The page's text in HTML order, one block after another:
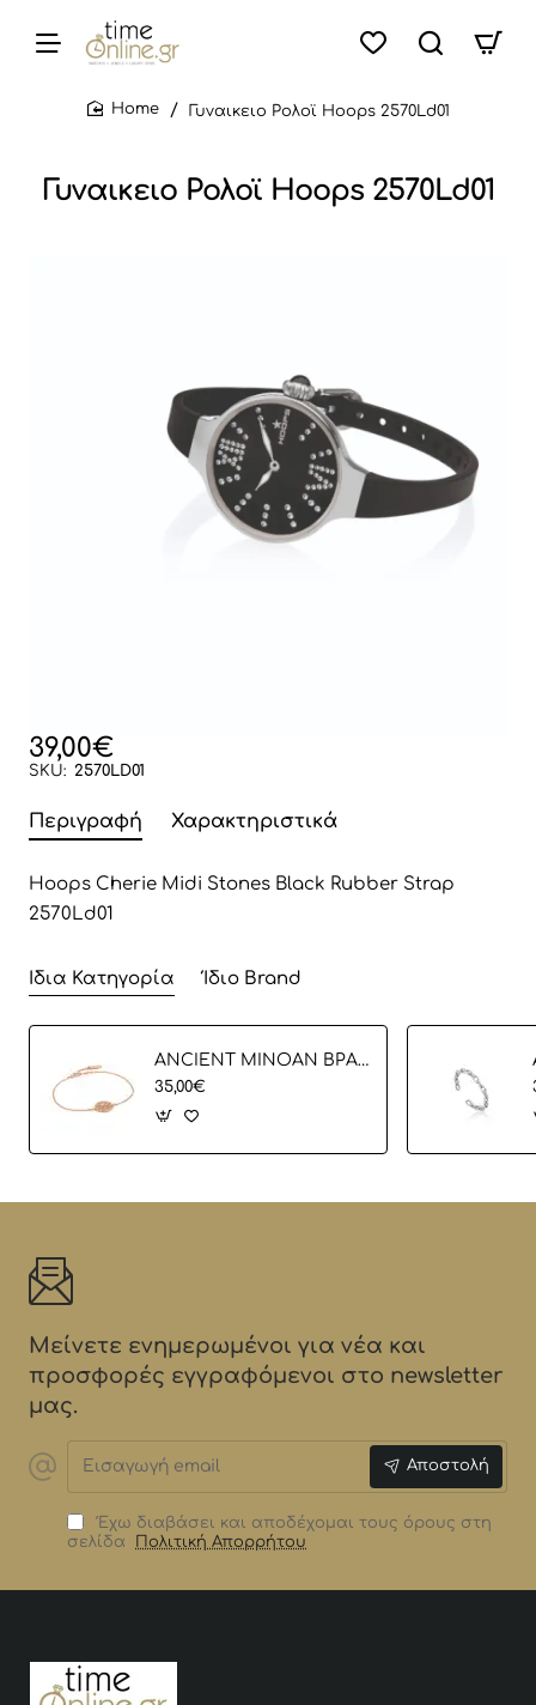
Γυναικειο Ρολοϊ Hoops 2570Ld01
Γυναικειο Ρολοϊ Hoops 2570Ld01
39,00€
SKU: 2570LD01
Περιγραφή Χαρακτηριστικά
Hoops Cherie Midi Stones Black Rubber Strap
2570Ld01
Ίδια Κατηγορία Ίδιο Brand
ANCIENT MINOAN ΒΡΑΧΙΟΛΙ
35,00€
Μείνετε ενημερωμένοι για νέα και
προσφορές εγγραφόμενοι στο newsletter
μας.
email
Αποστολή
Έχω διαβάσει και αποδέχομαι τους όρους στη
σελίδα
Πολιτική Απορρήτου